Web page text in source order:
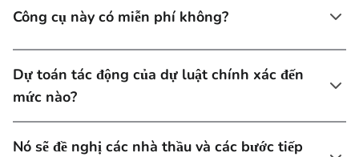
Công cụ này có miễn phí không?
Dự toán tác động của dự luật chính xác đến
mức nào?
Nó sẽ đề nghị các nhà thầu và các bước tiếp